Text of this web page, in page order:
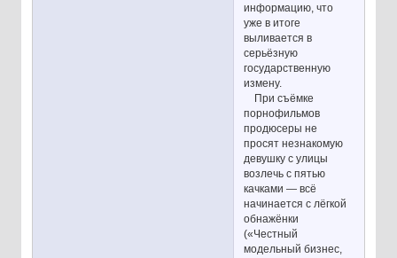
информацию, что
уже в итоге
выливается в
серьёзную
государственную
измену.
При съёмке
порнофильмов
продюсеры не
просят незнакомую
девушку с улицы
возлечь с пятью
качками — всё
начинается с лёгкой
обнажёнки
(«Честный
модельный бизнес,